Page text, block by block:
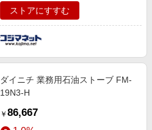
ストアにすすむ
ダイニチ 業務用石油ストーブ FM-
19N3-H
￥ 86,667